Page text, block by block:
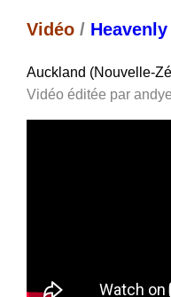
Vidéo /
Auckland (Nouvelle-
Vidéo éditée par